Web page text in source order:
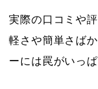
実際の口コミや
軽さや簡単さば
ーには罠がいっぱ